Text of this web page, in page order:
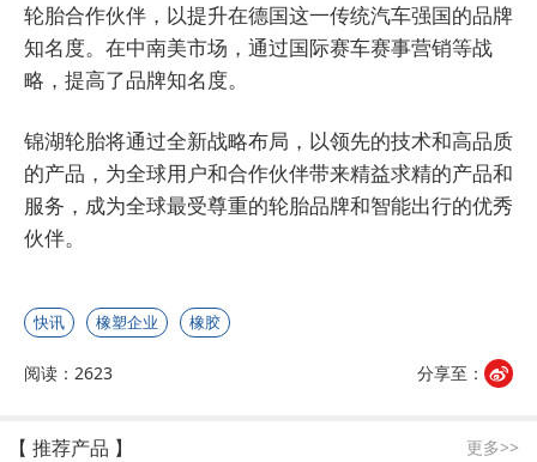
轮胎合作伙伴，以提升在德国这一传统汽车强国的品牌
知名度。在中南美市场，通过国际赛车赛事营销等战
略，提高了品牌知名度。
锦湖轮胎将通过全新战略布局，以领先的技术和高品质
的产品，为全球用户和合作伙伴带来精益求精的产品和
服务，成为全球最受尊重的轮胎品牌和智能出行的优秀
伙伴。
快讯 橡塑企业 橡胶
阅读：2623 分享至：
【 推荐产品 】 更多>>